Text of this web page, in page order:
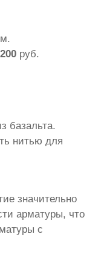
руб.
базальта.
нитью для
значительно
арматуры, что
с